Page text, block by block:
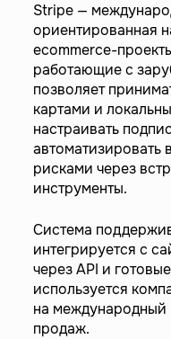
Stripe —
ориентированная
ecommerce-
работающие с
позволяет
картами и
настраивать
автоматизировать
рисками через
инструменты.
Система
интегрируется с
через API и
используется
на
продаж.